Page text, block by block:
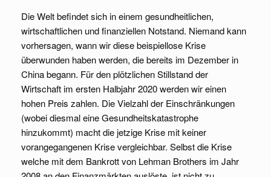
Die Welt befindet sich in einem gesundheitlichen,
wirtschaftlichen und finanziellen Notstand. Niemand kann
vorhersagen, wann wir diese beispiellose Krise
überwunden haben werden, die bereits im Dezember in
China begann. Für den plötzlichen Stillstand der
Wirtschaft im ersten Halbjahr 2020 werden wir einen
hohen Preis zahlen. Die Vielzahl der Einschränkungen
(wobei diesmal eine Gesundheitskatastrophe
hinzukommt) macht die jetzige Krise mit keiner
vorangegangenen Krise vergleichbar. Selbst die Krise
welche mit dem Bankrott von Lehman Brothers im Jahr